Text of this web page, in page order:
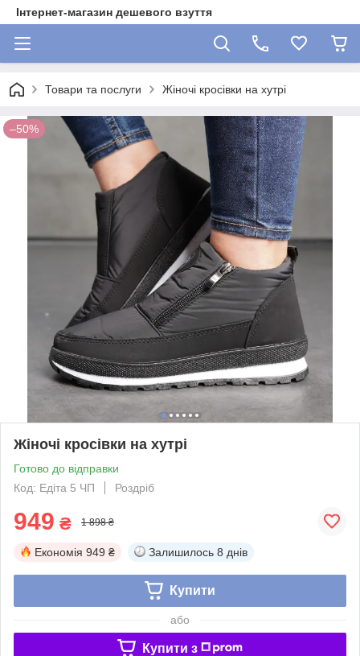
Інтернет-магазин дешевого взуття
Товари та послуги Жіночі кросівки на хутрі
–50%
Жіночі кросівки на хутрі
Готово до відправки
Код: Едіта 5 ЧП
Роздріб
949 ₴ 1 898 ₴
Економія 949 ₴ Залишилось 8 днів
Купити
або
Купити з